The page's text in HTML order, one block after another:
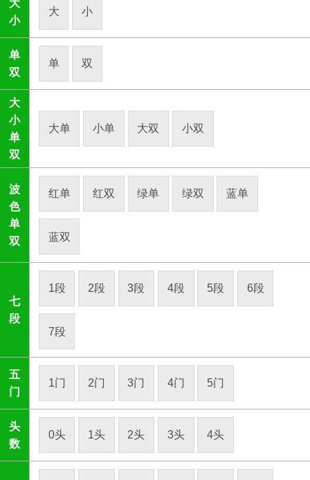
大
小
大 小
单
双
单 双
大
小
单
双
大单 小单 大双 小双
波
色
单
双
红单 红双 绿单 绿双 蓝单
蓝双
七
段
1段 2段 3段 4段 5段 6段
7段
五
门
1门 2门 3门 4门 5门
头
数
0头 1头 2头 3头 4头